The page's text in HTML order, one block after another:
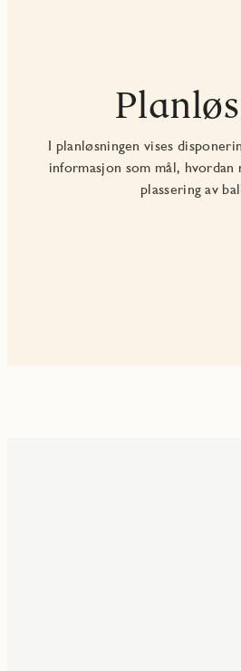
I planløsningen vises
informasjon som mål,
plassering av